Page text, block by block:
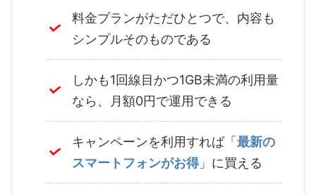
料金プランがただひとつで、内容も
シンプルそのものである
しかも1回線目かつ1GB未満の利用量
なら、月額0円で運用できる
キャンペーンを利用すれば「 最新の
スマートフォンがお得」に買える